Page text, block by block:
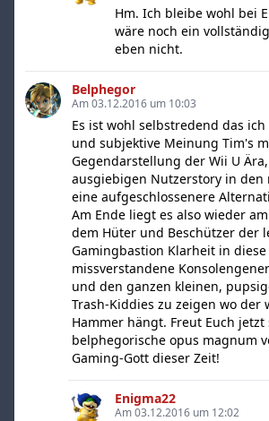
Hm. Ich bleibe wohl bei
wäre noch ein
eben nicht.
Belphegor
Am 03.12.2016 um 10:03
Es ist wohl selbstredend das
und subjektive Meinung Tim's
Gegendarstellung der Wii U
ausgiebigen Nutzerstory in den
eine aufgeschlossenere
Am Ende liegt es also wieder
dem Hüter und Beschützer der
Gamingbastion Klarheit in
missverstandene
und den ganzen kleinen,
Trash-Kiddies zu zeigen wo der
Hammer hängt. Freut Euch jetzt
belphegorische opus magnum
Gaming-Gott dieser Zeit!
Enigma22
Am 03.12.2016 um 12:02